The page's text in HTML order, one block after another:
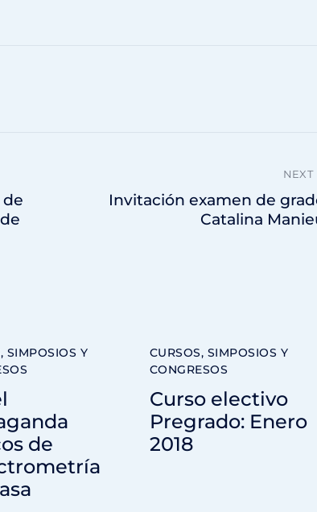
NEXT
Invitación examen de
Catalina
SIMPOSIOS Y
de
CURSOS, SIMPOSIOS Y
CONGRESOS
Curso electivo
Pregrado: Enero
2018